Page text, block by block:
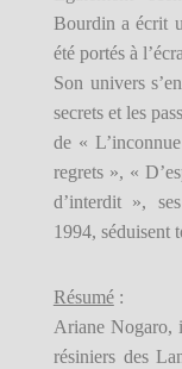
Bourdin a écrit
été portés à
Son univers
secrets et les
de «
regrets », «
d’interdit »,
1994, séduisent
Résumé:
Ariane Nogaro,
résiniers des